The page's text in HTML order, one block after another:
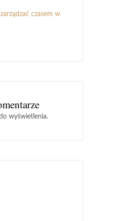
czasem w
wyświetlenia.